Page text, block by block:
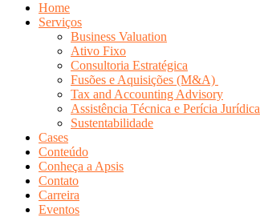
Home
Serviços
Business Valuation
Ativo Fixo
Consultoria Estratégica
Fusões e Aquisições (M&A)
Tax and Accounting Advisory
Assistência Técnica e Perícia Jurídica
Sustentabilidade
Cases
Conteúdo
Conheça a Apsis
Contato
Carreira
Eventos